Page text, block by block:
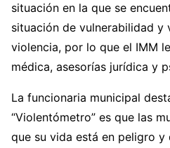
situación en la que se
situación de vulnerabilidad
violencia, por lo que el IMM
médica, asesorías jurídica y
La funcionaria municipal
“Violentómetro” es que las
que su vida está en peligro